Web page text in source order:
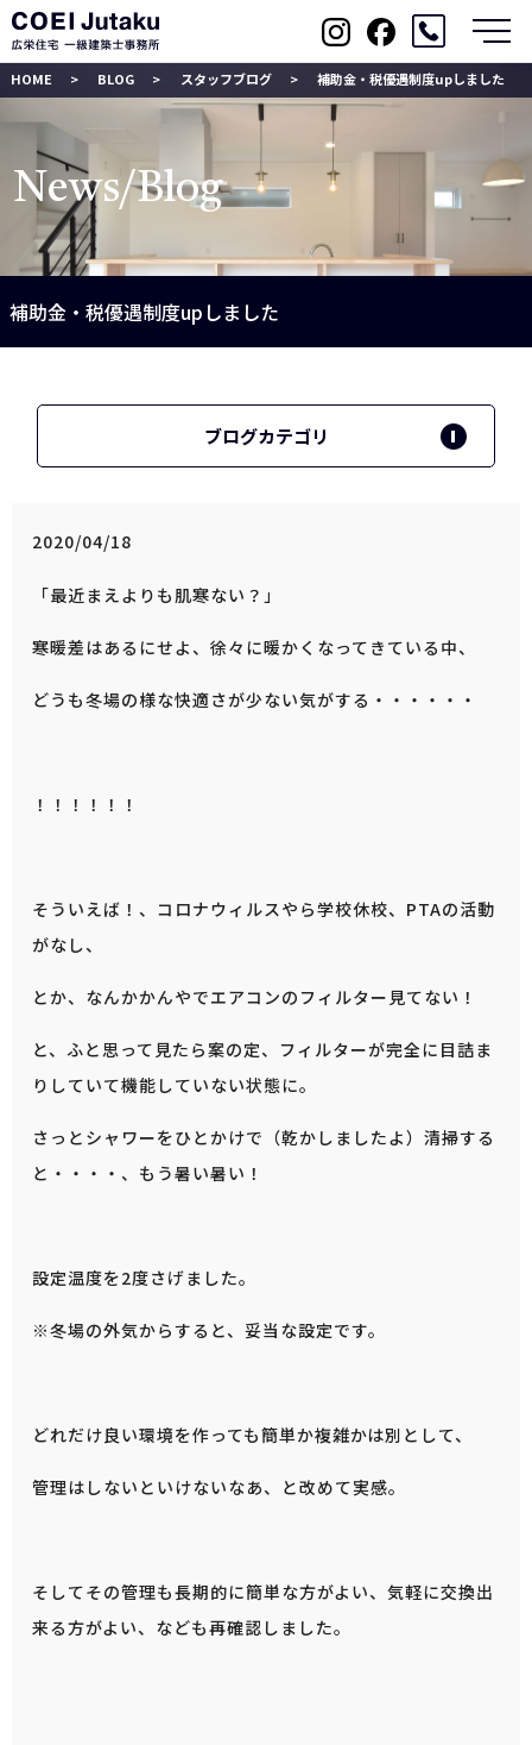
News/Blog
HOME BLOG スタッフブログ 補助金・税優遇制度upしました
補助金・税優遇制度upしました
ブログカテゴリ
2020/04/18
「最近まえよりも肌寒ない？」
寒暖差はあるにせよ、徐々に暖かくなってきている中、
どうも冬場の様な快適さが少ない気がする・・・・・・
！！！！！！
そういえば！、コロナウィルスやら学校休校、PTAの活動
がなし、
とか、なんかかんやでエアコンのフィルター見てない！
と、ふと思って見たら案の定、フィルターが完全に目詰ま
りしていて機能していない状態に。
さっとシャワーをひとかけで（乾かしましたよ）清掃する
と・・・・、もう暑い暑い！
設定温度を2度さげました。
※冬場の外気からすると、妥当な設定です。
どれだけ良い環境を作っても簡単か複雑かは別として、
管理はしないといけないなあ、と改めて実感。
そしてその管理も長期的に簡単な方がよい、気軽に交換出
来る方がよい、なども再確認しました。